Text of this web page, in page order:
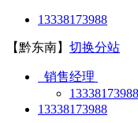
13338173988
【黔东南】 切换分站
销售经理
13338173988